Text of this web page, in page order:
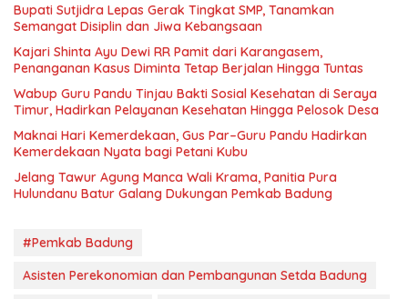
Bupati Sutjidra Lepas Gerak Tingkat SMP, Tanamkan
Semangat Disiplin dan Jiwa Kebangsaan
Kajari Shinta Ayu Dewi RR Pamit dari Karangasem,
Penanganan Kasus Diminta Tetap Berjalan Hingga Tuntas
Wabup Guru Pandu Tinjau Bakti Sosial Kesehatan di Seraya
Timur, Hadirkan Pelayanan Kesehatan Hingga Pelosok Desa
Maknai Hari Kemerdekaan, Gus Par–Guru Pandu Hadirkan
Kemerdekaan Nyata bagi Petani Kubu
Jelang Tawur Agung Manca Wali Krama, Panitia Pura
Hulundanu Batur Galang Dukungan Pemkab Badung
#Pemkab Badung
Asisten Perekonomian dan Pembangunan Setda Badung